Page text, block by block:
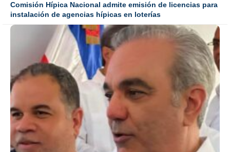
Comisión Hípica Nacional admite emisión de licencias para
instalación de agencias hípicas en loterías